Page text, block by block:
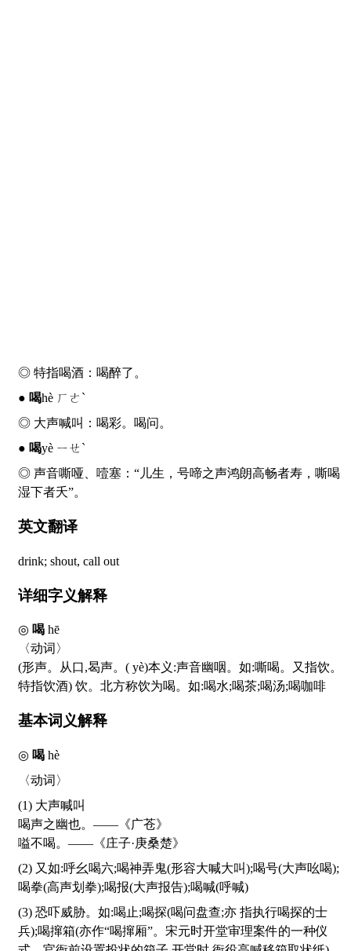
◎ 特指喝酒： 喝醉了。
喝hè ㄏㄜˋ
◎ 大声喊叫： 喝彩。 喝问。
喝yè ㄧㄝˋ
◎ 声音嘶哑、噎塞：“儿生，号啼之声鸿朗高畅者寿，嘶喝
湿下者夭”。
英文翻译
drink; shout, call out
详细字义解释
喝 hē
〈动词〉
(形声。从口,曷声。( yè)本义:声音幽咽。如:嘶喝。又指饮。
特指饮酒) 饮。北方称饮为喝。如:喝水;喝茶;喝汤;喝咖啡
基本词义解释
喝 hè
〈动词〉
(1) 大声喊叫
喝声之幽也。——《广苍》
嗌不喝。——《庄子·庚桑楚》
(2) 又如:呼幺喝六;喝神弄鬼(形容大喊大叫);喝号(大声吆喝);
喝拳(高声划拳);喝报(大声报告);喝喊(呼喊)
(3) 恐吓威胁。如:喝止;喝探(喝问盘查;亦 指执行喝探的士
兵);喝撺箱(亦作“喝撺厢”。宋元时开堂审理案件的一种仪